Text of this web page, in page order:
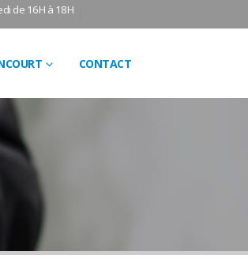
de 16H à 18H
CONTACT